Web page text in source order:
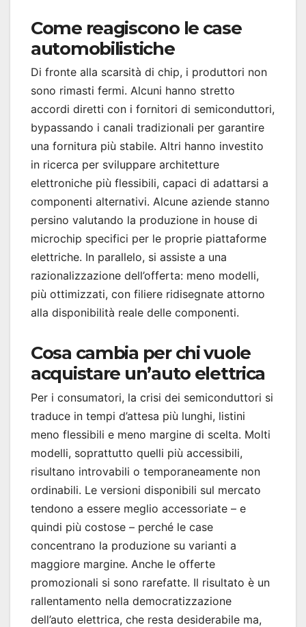
Come reagiscono le case
automobilistiche
Di fronte alla scarsità di chip, i produttori non
sono rimasti fermi. Alcuni hanno stretto
accordi diretti con i fornitori di semiconduttori,
bypassando i canali tradizionali per garantire
una fornitura più stabile. Altri hanno investito
in ricerca per sviluppare architetture
elettroniche più flessibili, capaci di adattarsi a
componenti alternativi. Alcune aziende stanno
persino valutando la produzione in house di
microchip specifici per le proprie piattaforme
elettriche. In parallelo, si assiste a una
razionalizzazione dell’offerta: meno modelli,
più ottimizzati, con filiere ridisegnate attorno
alla disponibilità reale delle componenti.
Cosa cambia per chi vuole
acquistare un’auto elettrica
Per i consumatori, la crisi dei semiconduttori si
traduce in tempi d’attesa più lunghi, listini
meno flessibili e meno margine di scelta. Molti
modelli, soprattutto quelli più accessibili,
risultano introvabili o temporaneamente non
ordinabili. Le versioni disponibili sul mercato
tendono a essere meglio accessoriate – e
quindi più costose – perché le case
concentrano la produzione su varianti a
maggiore margine. Anche le offerte
promozionali si sono rarefatte. Il risultato è un
rallentamento nella democratizzazione
dell’auto elettrica, che resta desiderabile ma,